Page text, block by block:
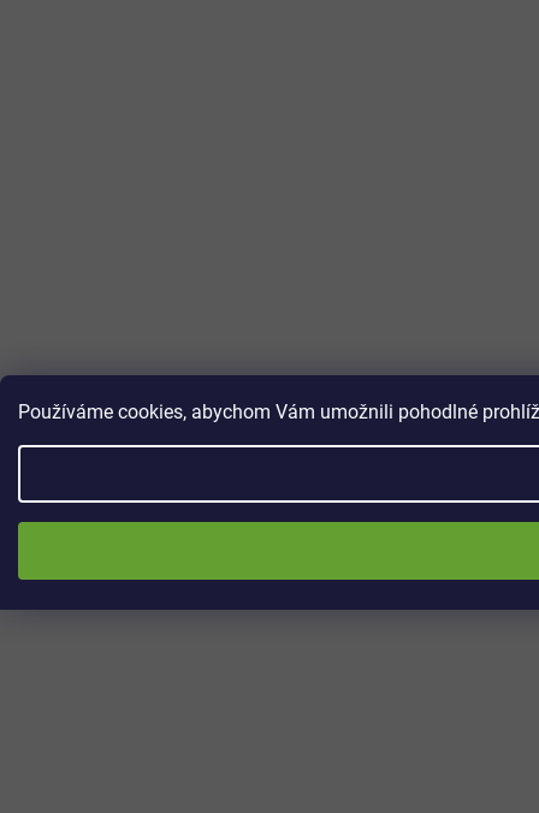
Používáme cookies, abychom Vám umožnili pohodlné